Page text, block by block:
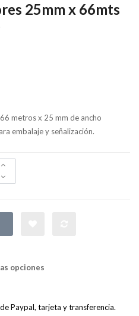
25mm x 66mts
metros x 25 mm de ancho
embalaje y señalización.
opciones
Paypal, tarjeta y transferencia.